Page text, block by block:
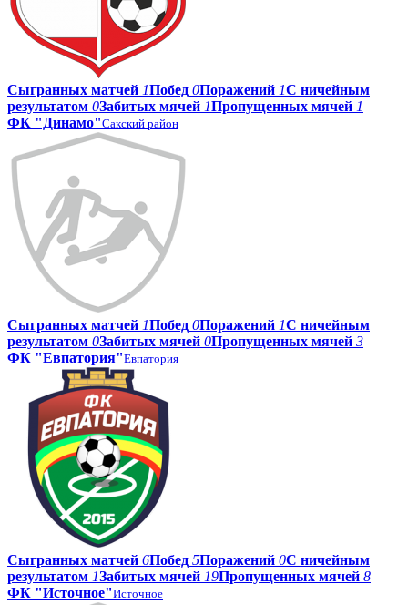
Сыгранных матчей 1Побед 0Поражений 1С ничейным
результатом 0Забитых мячей 1Пропущенных мячей 1
ФК "Динамо"Сакский район
Сыгранных матчей 1Побед 0Поражений 1С ничейным
результатом 0Забитых мячей 0Пропущенных мячей 3
ФК "Евпатория"Евпатория
Сыгранных матчей 6Побед 5Поражений 0С ничейным
результатом 1Забитых мячей 19Пропущенных мячей 8
ФК "Источное"Источное